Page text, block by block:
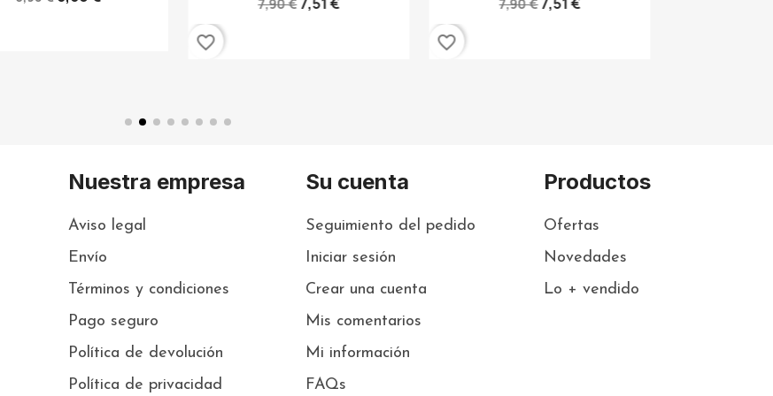
7,90 €7,51 €
favorite_border
7,90 €7,51 €
favorite_border
Nuestra empresa
Aviso legal
Envío
Términos y condiciones
Pago seguro
Política de devolución
Política de privacidad
Su cuenta
Seguimiento del pedido
Iniciar sesión
Crear una cuenta
Mis comentarios
Mi información
FAQs
Productos
Ofertas
Novedades
Lo + vendido